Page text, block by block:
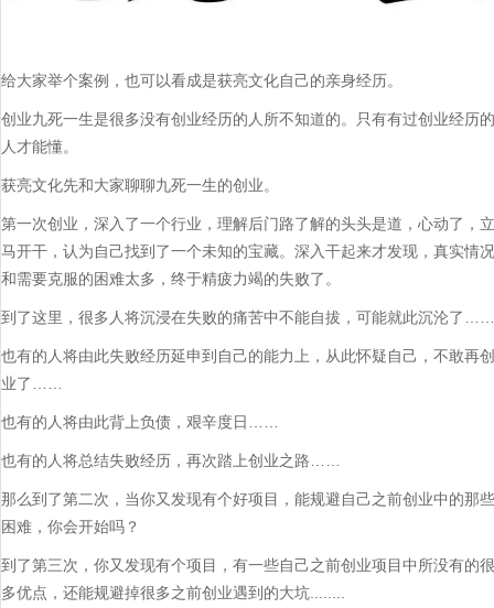
给大家举个案例，也可以看成是获亮文化自己的亲身经历。
创业九死一生是很多没有创业经历的人所不知道的。只有有过创业经历的
人才能懂。
获亮文化先和大家聊聊九死一生的创业。
第一次创业，深入了一个行业，理解后门路了解的头头是道，心动了，立
马开干，认为自己找到了一个未知的宝藏。深入干起来才发现，真实情况
和需要克服的困难太多，终于精疲力竭的失败了。
到了这里，很多人将沉浸在失败的痛苦中不能自拔，可能就此沉沦了……
也有的人将由此失败经历延申到自己的能力上，从此怀疑自己，不敢再创
业了……
也有的人将由此背上负债，艰辛度日……
也有的人将总结失败经历，再次踏上创业之路……
那么到了第二次，当你又发现有个好项目，能规避自己之前创业中的那些
困难，你会开始吗？
到了第三次，你又发现有个项目，有一些自己之前创业项目中所没有的很
多优点，还能规避掉很多之前创业遇到的大坑........